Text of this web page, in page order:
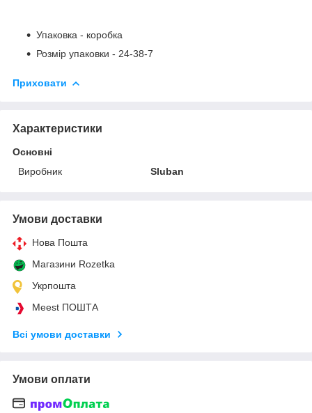
Упаковка - коробка
Розмір упаковки - 24-38-7
Приховати
Характеристики
Основні
Виробник
Sluban
Умови доставки
Нова Пошта
Магазини Rozetka
Укрпошта
Meest ПОШТА
Всі умови доставки
Умови оплати